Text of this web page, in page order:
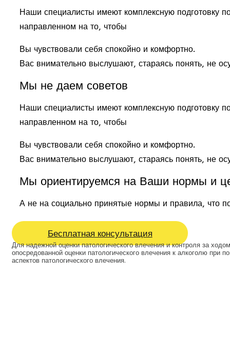
Наши специалисты имеют комплексную подготовку
направленном на то, чтобы
Вы чувствовали себя спокойно и комфортно.
Вас внимательно выслушают, стараясь понять, не
Мы не даем советов
Наши специалисты имеют комплексную подготовку
направленном на то, чтобы
Вы чувствовали себя спокойно и комфортно.
Вас внимательно выслушают, стараясь понять, не
Мы ориентируемся на Ваши нормы и
А не на социально принятые нормы и правила, что
Бесплатная консультация
Для надежной оценки патологического влечения и контроля за
опосредованной оценки патологического влечения к алкоголю
аспектов патологического влечения.